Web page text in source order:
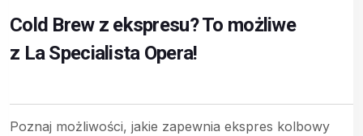
Cold Brew z ekspresu? To możliwe
z La Specialista Opera!
Poznaj możliwości, jakie zapewnia ekspres kolbowy